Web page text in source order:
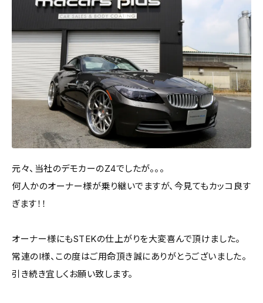
元々、当社のデモカーのZ4でしたが。。。
何人かのオーナー様が乗り継いでますが、今見てもカッコ良す
ぎます！！
オーナー様にもSTEKの仕上がりを大変喜んで頂けました。
常連のI様、この度はご用命頂き誠にありがとうございました。
引き続き宜しくお願い致します。